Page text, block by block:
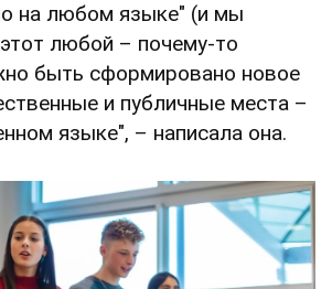
на любом языке" (и мы
любой – почему-то
быть сформировано новое
и публичные места –
языке", – написала она.